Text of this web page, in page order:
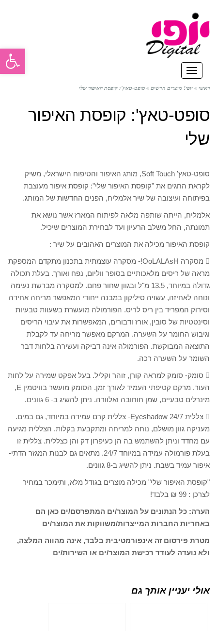
תפריט
ראשי » יופי! מוצרים חדשים » סופט-טאץ': קופסת האיפור שלי
סופט-טאץ': קופסת האיפור
שלי
סופט-טאץ' Soft Touch, מותג האיפור והטיפוח הישראלי, משיק
לקראת החגים את "קופסת האיפור שלי": קופסת איפור מעוצבת
בפיתוחה ועיצובה של שיר אלמליח, הפנים החדשות של המותג.
אלמליח, הייתה שותפה מלאה לפיתוח המארז אשר נושא את
תמונתה, החל משלב הרעיון ועד לבחירת המוצרים שיכיל.
קופסת האיפור מכילה את המוצרים האהובים על שיר :
 מסקרה OoLALAsH!- מסקרה עוצמתית בתכנון מתקדם המספקת
מראה של ריסים מלאכותיים בסופר ווליום, נפח ואורך. בעלת תכולה
גדולה במיוחד, 13.5 מ"ל ובגוון שחור פחם. למסקרה מברשת נעימה
ונוחה לאחיזה, עשויה סיליקון במבנה ייחודי המאפשר מריחה אחידה
וסירוק המפריד בין ריס לריס. הפורמולה מועשרת בשעוות טבעיות
וסינטטיות של סובין, אורז ודבורים, המאפשרות את עיבוי הריסים
וגיבוש החומר על השערה. המרקם מאפשר מריחה עד לקבלת
התוצאה המבוקשת. הפורמולה אינה דביקה ועשירה בלחות דבר
השומר על השערה רכה.
 סומק- סומק למראה קורן, זוהר וקליל. בעל אפקט שמירה על לחות
העור. מרקם קטיפתי העמיד לאורך זמן. הסומק מועשר בוויטמין E,
מינרלים טבעיים, שמן חוחובה ואלוורה. ניתן להשיג ב- 6 גוונים.
 צללית Eyeshadow 24/7- צללית קרם עמידה במיוחד, גם במים.
מעניקה גוון מושלם, נוחה למריחה ומתקבעת בקלות. הצללית מגיעה
עם מחדד וניתן להשתמש בה הן כעיפרון דק והן כצללית. צללית זו
בעלת פורמולה עמידה במיוחד 24/7. מתאים גם לבנות המגזר הדתי-
איפור עמיד בשבת. ניתן להשיג ב-8 גוונים.
"קופסת האיפור שלי" מכילה מוצרים בגודל מלא, ותימכר במחיר
לצרכן : 99 ₪ בלבד!
הערה: כל הנתונים על המוצר/ים המתפרסם/ים כאן הם
באחריות החברות המייצרות/משווקות את המוצר/ים
מטרת פירסום זה אינפורמטיבית בלבד, אינה מהווה המלצה,
ולא נועדה לעודד רכישת המוצר/ים או השירות/ים
אולי יעניין אותך גם
פתח